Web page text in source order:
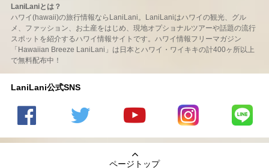
LaniLaniとは？
ハワイ(hawaii)の旅行情報ならLaniLani。LaniLaniはハワイの観光、グル
メ、ファッション、お土産をはじめ、現地オプショナルツアーや話題の流行
スポットを紹介するハワイ情報サイトです。ハワイ情報フリーマガジン
「Hawaiian Breeze LaniLani」は日本とハワイ・ワイキキの計400ヶ所以上
で無料配布中！
LaniLani公式SNS
の
のtwitter
の
Youtube
LaniLani
LaniLani
ページトップ